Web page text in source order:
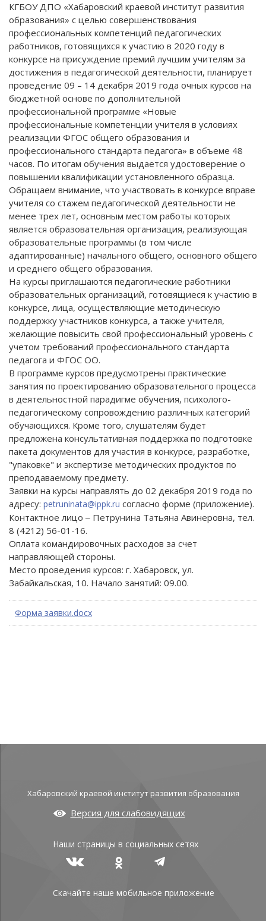
КГБОУ ДПО «Хабаровский краевой институт развития
образования» с целью совершенствования
профессиональных компетенций педагогических
работников, готовящихся к участию в 2020 году в
конкурсе на присуждение премий лучшим учителям за
достижения в педагогической деятельности, планирует
проведение 09 – 14 декабря 2019 года очных курсов на
бюджетной основе по дополнительной
профессиональной программе «Новые
профессиональные компетенции учителя в условиях
реализации ФГОС общего образования и
профессионального стандарта педагога» в объеме 48
часов. По итогам обучения выдается удостоверение о
повышении квалификации установленного образца.
Обращаем внимание, что участвовать в конкурсе вправе
учителя со стажем педагогической деятельности не
менее трех лет, основным местом работы которых
является образовательная организация, реализующая
образовательные программы (в том числе
адаптированные) начального общего, основного общего
и среднего общего образования.
На курсы приглашаются педагогические работники
образовательных организаций, готовящиеся к участию в
конкурсе, лица, осуществляющие методическую
поддержку участников конкурса, а также учителя,
желающие повысить свой профессиональный уровень с
учетом требований профессионального стандарта
педагога и ФГОС ОО.
В программе курсов предусмотрены практические
занятия по проектированию образовательного процесса
в деятельностной парадигме обучения, психолого-
педагогическому сопровождению различных категорий
обучающихся. Кроме того, слушателям будет
предложена консультативная поддержка по подготовке
пакета документов для участия в конкурсе, разработке,
"упаковке" и экспертизе методических продуктов по
преподаваемому предмету.
Заявки на курсы направлять до 02 декабря 2019 года по
адресу: petruninata@ippk.ru согласно форме (приложение).
Контактное лицо ‒ Петрунина Татьяна Авинеровна, тел.
8 (4212) 56-01-16.
Оплата командировочных расходов за счет
направляющей стороны.
Место проведения курсов: г. Хабаровск, ул.
Забайкальская, 10. Начало занятий: 09.00.
Форма заявки.docx
Хабаровский краевой институт развития образования
Версия для слабовидящих
Наши страницы в социальных сетях
Скачайте наше мобильное приложение